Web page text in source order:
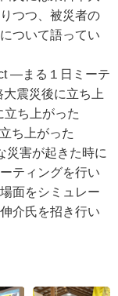
つつ、被災者の
ついて語ってい
—まる１日ミーテ
震災後に立ち上
ち上がった
ち上がった
災害が起きた時に
ティングを行い
面をシミュレー
介氏を招き行い